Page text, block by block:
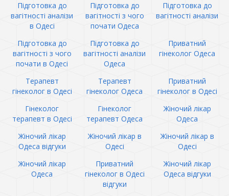
Підготовка до
вагітності аналізи
в Одесі
Підготовка до
вагітності з чого
почати Одеса
Підготовка до
вагітності аналізи
Підготовка до
вагітності з чого
почати в Одесі
Підготовка до
вагітності аналізи
Одеса
Приватний
гінеколог Одеса
Терапевт
гінеколог в Одесі
Терапевт
гінеколог Одеса
Приватний
гінеколог в Одесі
Гінеколог
терапевт в Одесі
Гінеколог
терапевт Одеса
Жіночий лікар
Одеса
Жіночий лікар
Одеса відгуки
Жіночий лікар в
Одесі
Жіночий лікар в
Одесі
Жіночий лікар
Одеса
Приватний
гінеколог в Одесі
відгуки
Жіночий лікар
Одеса відгуки